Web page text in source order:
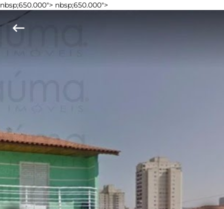
nbsp;650.000"> nbsp;650.000">
keyboard_backspace